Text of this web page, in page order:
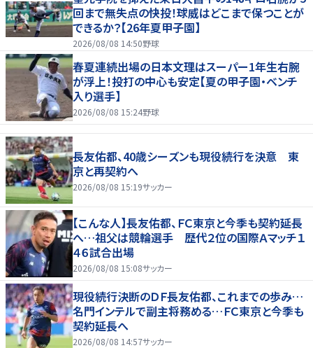
回まで無失点の快投！球威はどこまで保つことが
できるか？【26年夏甲子園】
2026/08/08 14:50野球
春夏連続出場の日本文理はスーパー1年生右腕
が浮上！投打の中心も安定【夏の甲子園・ベンチ
入り選手】
2026/08/08 15:24野球
長友佑都、40歳シーズンも現役続行を決意 東
京と再契約へ
2026/08/08 15:19サッカー
【こんな人】長友佑都、ＦＣ東京と今季も契約延長
へ…祖父は競輪選手 歴代２位の国際Ａマッチ１
４６試合出場
2026/08/08 15:08サッカー
現役続行決断のＤＦ長友佑都、これまでの歩み…
名門インテルで副主将務める…ＦＣ東京と今季も
契約延長へ
2026/08/08 14:57サッカー